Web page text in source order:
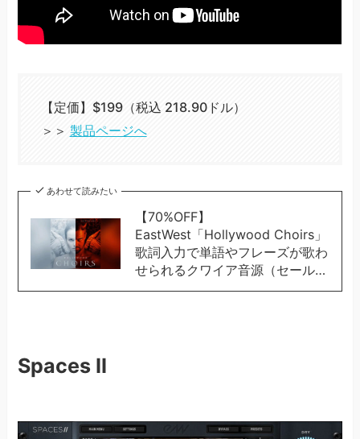
【定価】$199（税込 218.90ドル）
＞＞ 製品ページへ
あわせて読みたい
【70%OFF】
EastWest「Hollywood Choirs」
歌詞入力で単語やフレーズが歌わ
せられるクワイア音源（セール…
Spaces II